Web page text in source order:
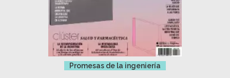
Promesas de la ingeniería